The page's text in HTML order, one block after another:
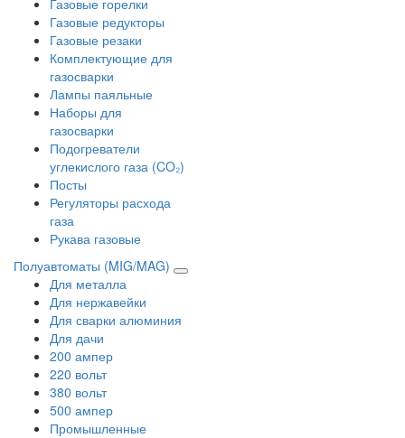
Газовые редукторы
Газовые резаки
Комплектующие для
газосварки
Лампы паяльные
Наборы для
газосварки
Подогреватели
углекислого газа (CO₂)
Посты
Регуляторы расхода
газа
Рукава газовые
Полуавтоматы (MIG/MAG)
Для металла
Для нержавейки
Для сварки алюминия
Для дачи
200 ампер
220 вольт
380 вольт
500 ампер
Промышленные